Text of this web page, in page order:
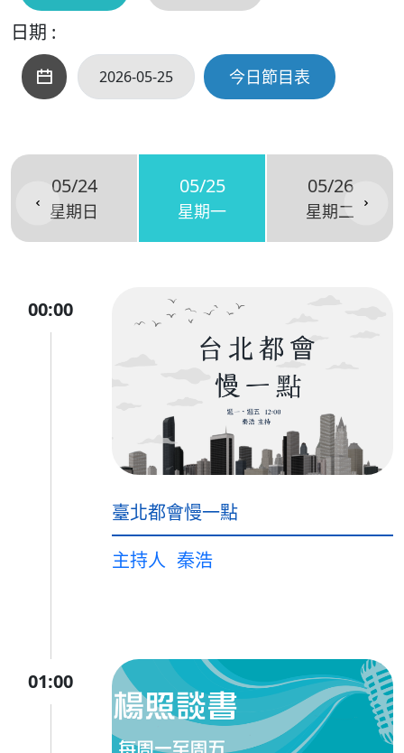
日期 :
今日節目表
05/24
星期日
05/25
星期一
05/26
星期二
00:00
臺北都會慢一點
主持人 秦浩
01:00